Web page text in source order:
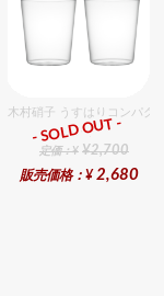
ラウンジッツ） アモーレ
木村硝子 うすはりコンパク
ギフト
定価：¥ ¥2,700
販売価格：¥ 2,680
- SOLD OUT -